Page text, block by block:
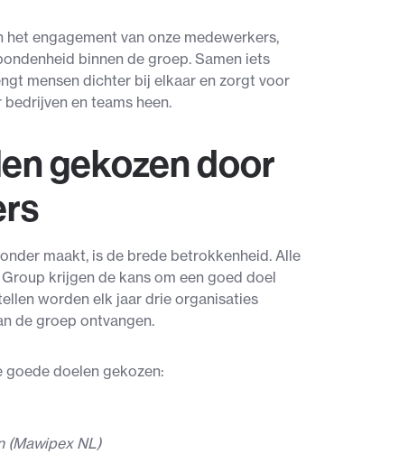
het engagement van onze medewerkers,
binnen de groep. Samen iets
mensen dichter bij elkaar en zorgt voor
en teams heen.
gekozen door
maakt, is de brede betrokkenheid. Alle
krijgen de kans om een goed doel
worden elk jaar drie organisaties
de groep ontvangen.
doelen gekozen:
(Mawipex NL)